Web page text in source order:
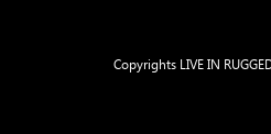
Copyrights LIVE IN